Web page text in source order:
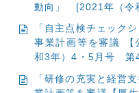
動向」
[2021年（
「自主点検チェック
事業計画等を審議 【
和3年）4・5月号 第
「研修の充実と経営